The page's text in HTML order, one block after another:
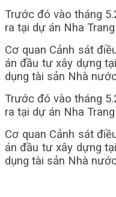
Trước đó vào tháng
ra tại dự án Nha
Cơ quan Cảnh sát
án đầu tư xây dựng
dụng tài sản Nhà
Trước đó vào tháng
ra tại dự án Nha
Cơ quan Cảnh sát
án đầu tư xây dựng
dụng tài sản Nhà